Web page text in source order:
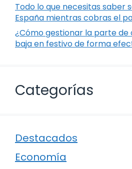
Todo lo que necesitas saber
España mientras cobras el
¿Cómo gestionar la parte
baja en festivo de forma
Categorías
Destacados
Economía